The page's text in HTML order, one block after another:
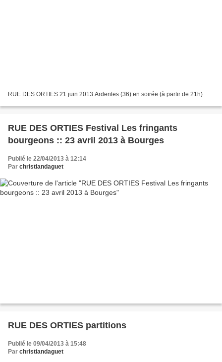
RUE DES ORTIES 21 juin 2013 Ardentes (36) en soirée (à partir de 21h)
RUE DES ORTIES Festival Les fringants
bourgeons :: 23 avril 2013 à Bourges
Publié le 22/04/2013 à 12:14
Par christiandaguet
RUE DES ORTIES partitions
Publié le 09/04/2013 à 15:48
Par christiandaguet